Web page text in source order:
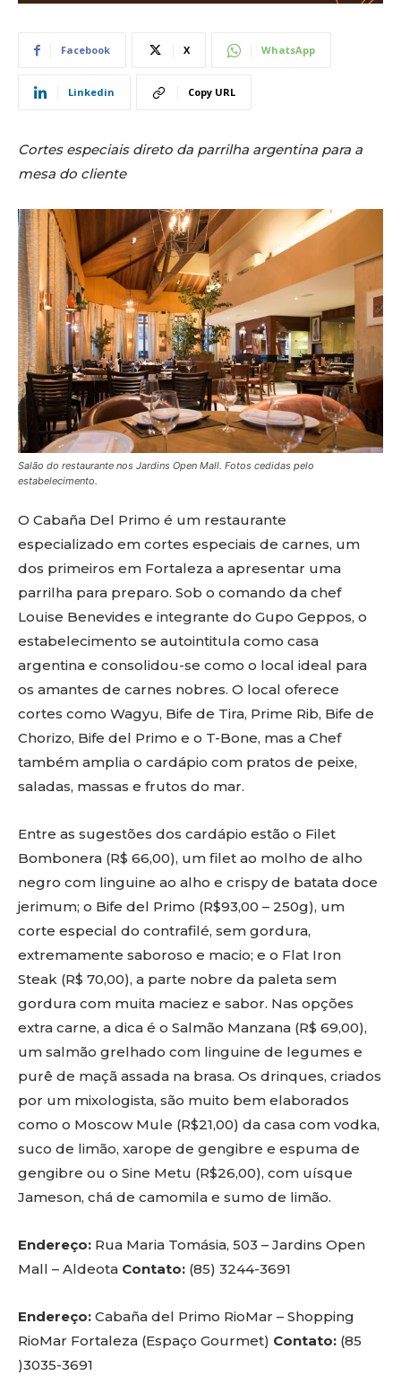
Facebook X WhatsApp
Linkedin Copy URL
Cortes especiais direto da parrilha argentina para a
mesa do cliente
Salão do restaurante nos Jardins Open Mall. Fotos cedidas pelo
estabelecimento.
O Cabaña Del Primo é um restaurante
especializado em cortes especiais de carnes, um
dos primeiros em Fortaleza a apresentar uma
parrilha para preparo. Sob o comando da chef
Louise Benevides e integrante do Gupo Geppos, o
estabelecimento se autointitula como casa
argentina e consolidou-se como o local ideal para
os amantes de carnes nobres. O local oferece
cortes como Wagyu, Bife de Tira, Prime Rib, Bife de
Chorizo, Bife del Primo e o T-Bone, mas a Chef
também amplia o cardápio com pratos de peixe,
saladas, massas e frutos do mar.
Entre as sugestões dos cardápio estão o Filet
Bombonera (R$ 66,00), um filet ao molho de alho
negro com linguine ao alho e crispy de batata doce
jerimum; o Bife del Primo (R$93,00 – 250g), um
corte especial do contrafilé, sem gordura,
extremamente saboroso e macio; e o Flat Iron
Steak (R$ 70,00), a parte nobre da paleta sem
gordura com muita maciez e sabor. Nas opções
extra carne, a dica é o Salmão Manzana (R$ 69,00),
um salmão grelhado com linguine de legumes e
purê de maçã assada na brasa. Os drinques, criados
por um mixologista, são muito bem elaborados
como o Moscow Mule (R$21,00) da casa com vodka,
suco de limão, xarope de gengibre e espuma de
gengibre ou o Sine Metu (R$26,00), com uísque
Jameson, chá de camomila e sumo de limão.
Endereço: Rua Maria Tomásia, 503 – Jardins Open
Mall – Aldeota Contato: (85) 3244-3691
Endereço: Cabaña del Primo RioMar – Shopping
RioMar Fortaleza (Espaço Gourmet) Contato: (85
)3035-3691